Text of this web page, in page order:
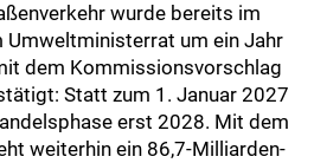
wurde bereits im
Umweltministerrat um ein Jahr
dem Kommissionsvorschlag
Statt zum 1. Januar 2027
erst 2028. Mit dem
weiterhin ein 86,7-Milliarden-